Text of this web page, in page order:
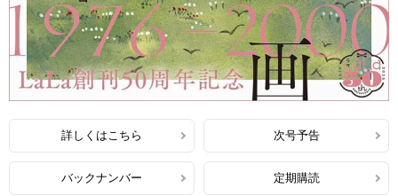
詳しくはこちら 次号予告
バックナンバー 定期購読